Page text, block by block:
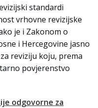
standardi
vrhovne revizijske
je i Zakonom o
i Hercegovine jasno
reviziju koju, prema
povjerenstvo
odgovorne za